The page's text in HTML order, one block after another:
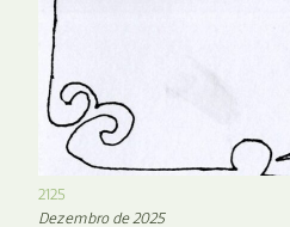
2125
Dezembro de 2025